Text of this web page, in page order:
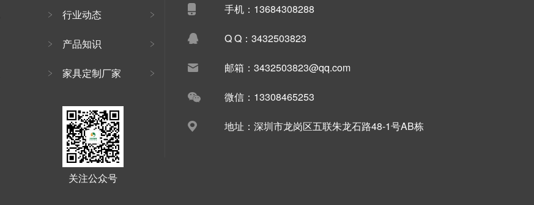
行业动态
产品知识
家具定制厂家
关注公众号
手机：13684308288
Q Q：3432503823
邮箱：3432503823@qq.com
微信：13308465253
地址：深圳市龙岗区五联朱龙石路48-1号AB栋